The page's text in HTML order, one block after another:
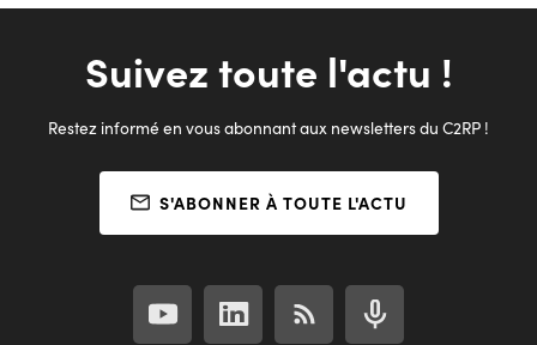
Suivez toute l'actu !
Restez informé en vous abonnant aux newsletters du C2RP !
S'ABONNER À TOUTE L'ACTU